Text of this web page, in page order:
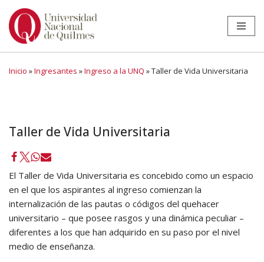
Ir
Inicio »Ingresantes »Ingreso a la UNQ »Taller de Vida Universitaria
Taller de Vida Universitaria
El Taller de Vida Universitaria es concebido como un espacio
en el que los aspirantes al ingreso comienzan la
internalización de las pautas o códigos del quehacer
universitario – que posee rasgos y una dinámica peculiar –
diferentes a los que han adquirido en su paso por el nivel
medio de enseñanza.